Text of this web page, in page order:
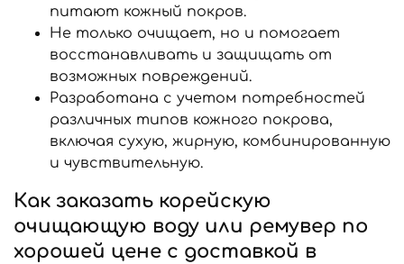
питают кожный покров.
Не только очищает, но и помогает
восстанавливать и защищать от
возможных повреждений.
Разработана с учетом потребностей
различных типов кожного покрова,
включая сухую, жирную, комбинированную
и чувствительную.
Как заказать корейскую
очищающую воду или ремувер по
хорошей цене с доставкой в